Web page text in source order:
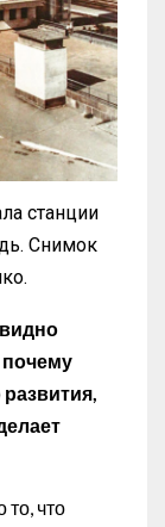
станции
Снимок
развития,
то, что